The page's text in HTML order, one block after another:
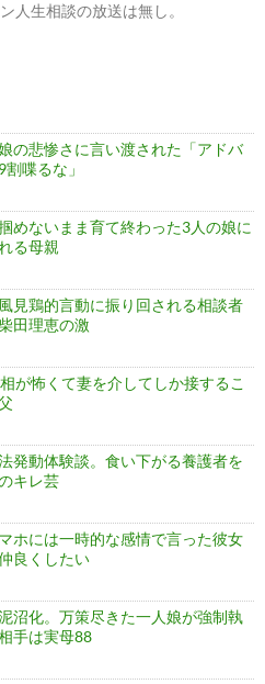
人生相談の放送は無し。
の悲惨さに言い渡された「アドバ
喋るな」
めないまま育て終わった3人の娘に
る母親
見鶏的言動に振り回される相談者
田理恵の激
が怖くて妻を介してしか接するこ
発動体験談。食い下がる養護者を
キレ芸
ホには一時的な感情で言った彼女
良くしたい
沼化。万策尽きた一人娘が強制執
手は実母88